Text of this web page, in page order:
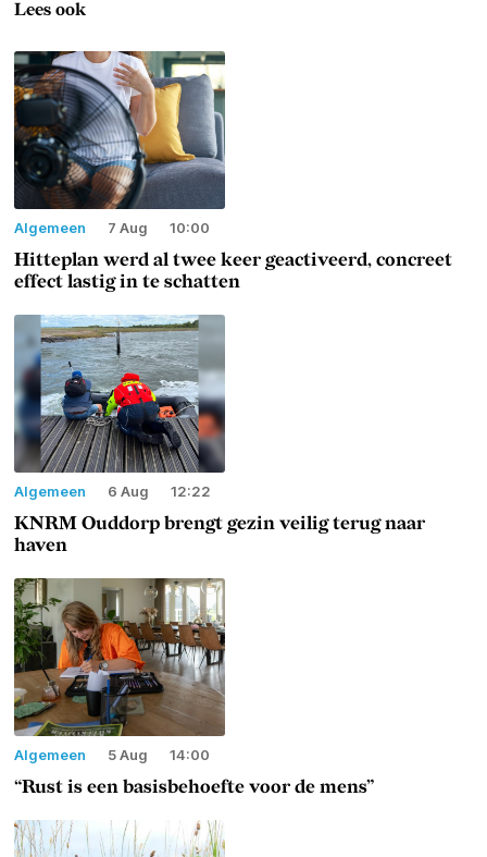
Lees ook
Algemeen 7 Aug 10:00
Hitteplan werd al twee keer geactiveerd, concreet
effect lastig in te schatten
Algemeen 6 Aug 12:22
KNRM Ouddorp brengt gezin veilig terug naar
haven
Algemeen 5 Aug 14:00
“Rust is een basisbehoefte voor de mens”